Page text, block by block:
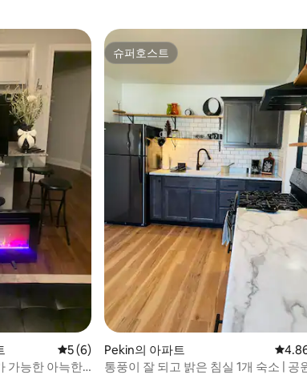
평점 5점(5점 만점), 후기 6개
5 (6)
가능한 아늑한
슈퍼호스트
슈퍼호스트
Pekin의 아파트 평점
통풍이 잘 되고 밝은 침실 1개 숙소 | 공